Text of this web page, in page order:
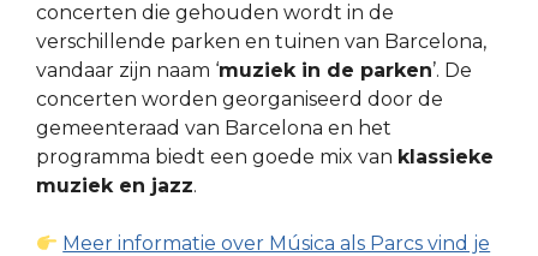
concerten die gehouden wordt in de
verschillende parken en tuinen van Barcelona,
vandaar zijn naam ‘muziek in de parken’. De
concerten worden georganiseerd door de
gemeenteraad van Barcelona en het
programma biedt een goede mix van klassieke
muziek en jazz.
Meer informatie over Música als Parcs vind je